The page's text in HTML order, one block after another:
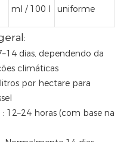
ml / 100 l
uniforme
dias, dependendo da
climáticas
por hectare para
: 12–24 horas (com base na